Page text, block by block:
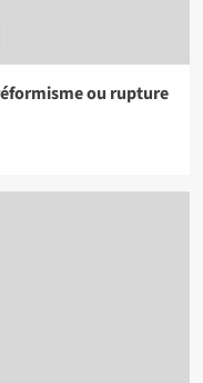
ou rupture